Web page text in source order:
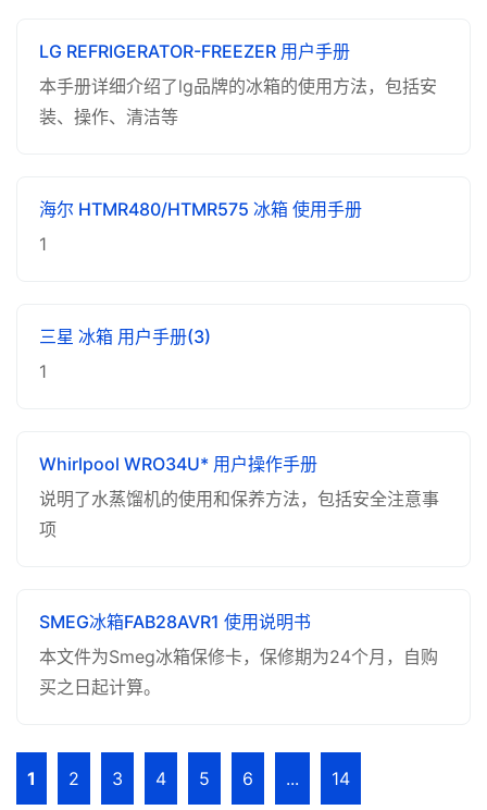
LG REFRIGERATOR-FREEZER 用户手册
本手册详细介绍了lg品牌的冰箱的使用方法，包括安
装、操作、清洁等
海尔 HTMR480/HTMR575 冰箱 使用手册
1
三星 冰箱 用户手册(3)
1
Whirlpool WRO34U* 用户操作手册
说明了水蒸馏机的使用和保养方法，包括安全注意事
项
SMEG冰箱FAB28AVR1 使用说明书
本文件为Smeg冰箱保修卡，保修期为24个月，自购
买之日起计算。
1 2 3 4 5 6 ... 14